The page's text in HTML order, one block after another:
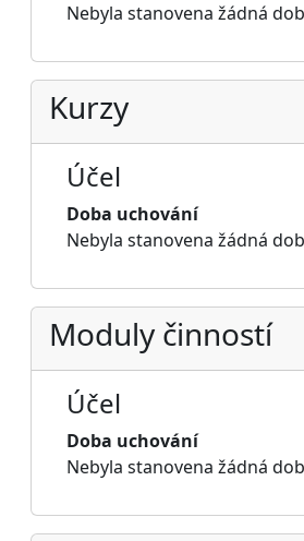
Nebyla stanovena žádná
Kurzy
Účel
Doba uchování
Nebyla stanovena žádná
Moduly činností
Účel
Doba uchování
Nebyla stanovena žádná